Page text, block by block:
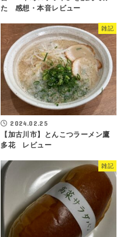
た 感想・本音レビュー
雑記
2024.02.25
【加古川市】とんこつラーメン鷹
多花 レビュー
雑記